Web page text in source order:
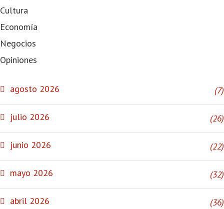
Cultura
Economía
Negocios
Opiniones
agosto 2026 (7)
julio 2026 (26)
junio 2026 (22)
mayo 2026 (32)
abril 2026 (36)